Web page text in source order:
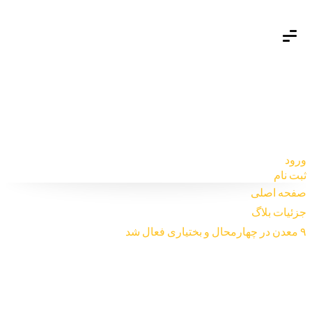
ورود
ثبت نام
صفحه اصلی
جزئیات بلاگ
۹ معدن در چهارمحال و بختیاری فعال شد